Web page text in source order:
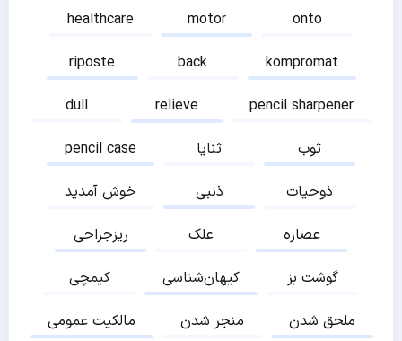
healthcare
motor
onto
riposte
back
kompromat
dull
relieve
pencil sharpener
pencil case
ثنایا
ثوب
خوش آمدید
ذنبی
ذوحیات
ریزجراحی
علک
عصاره
کیمچی
کیهان‌شناسی
گوشت بز
مالکیت عمومی
منجر شدن ملحق شدن